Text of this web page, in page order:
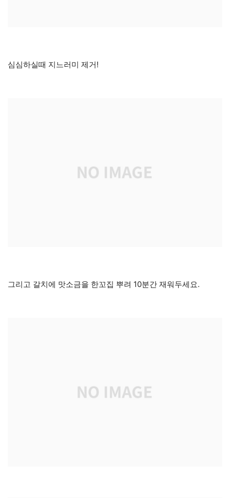
심심하실때 지느러미 제거!
그리고 갈치에 맛소금을 한꼬집 뿌려 10분간 재워두세요.